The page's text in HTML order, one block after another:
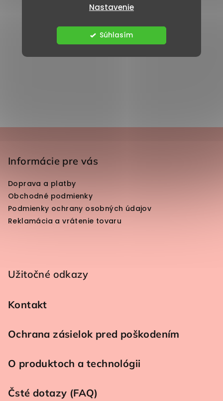
Nastavenie
Súhlasím
Informácie pre vás
Doprava a platby
Obchodné podmienky
Podmienky ochrany osobných údajov
Reklamácia a vrátenie tovaru
Užitočné odkazy
Kontakt
Ochrana zásielok pred poškodením
O produktoch a technológii
Čsté dotazy (FAQ)